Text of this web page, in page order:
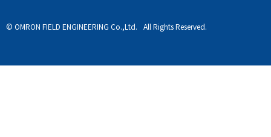
© OMRON FIELD ENGINEERING Co.,Ltd. All Rights Reserved.